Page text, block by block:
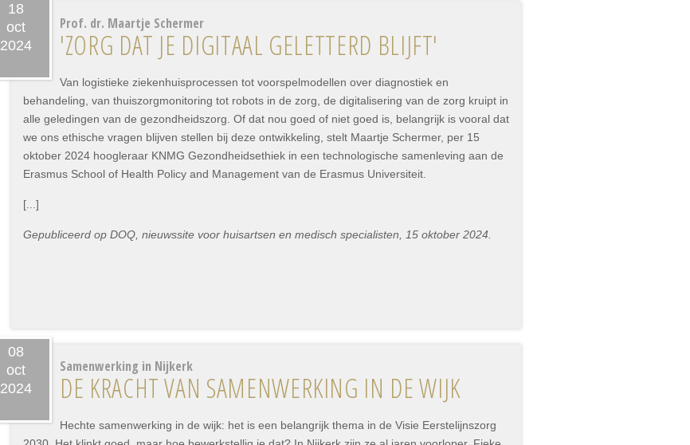
18
oct
2024
Prof. dr. Maartje Schermer
'ZORG DAT JE DIGITAAL GELETTERD BLIJFT'
Van logistieke ziekenhuisprocessen tot voorspelmodellen over diagnostiek en
behandeling, van thuiszorgmonitoring tot robots in de zorg, de digitalisering van de zorg kruipt in
alle geledingen van de gezondheidszorg. Of dat nou goed of niet goed is, belangrijk is vooral dat
we ons ethische vragen blijven stellen bij deze ontwikkeling, stelt Maartje Schermer, per 15
oktober 2024 hoogleraar KNMG Gezondheidsethiek in een technologische samenleving aan de
Erasmus School of Health Policy and Management van de Erasmus Universiteit.
[...]
Gepubliceerd op DOQ, nieuwssite voor huisartsen en medisch specialisten, 15 oktober 2024.
08
oct
2024
Samenwerking in Nijkerk
DE KRACHT VAN SAMENWERKING IN DE WIJK
Hechte samenwerking in de wijk: het is een belangrijk thema in de Visie Eerstelijnszorg